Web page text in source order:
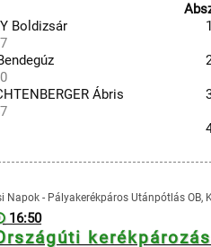
Boldizsár
Ábris
Napok - Pályakerékpáros Utánpótlás OB,
16:50
kerékpározás